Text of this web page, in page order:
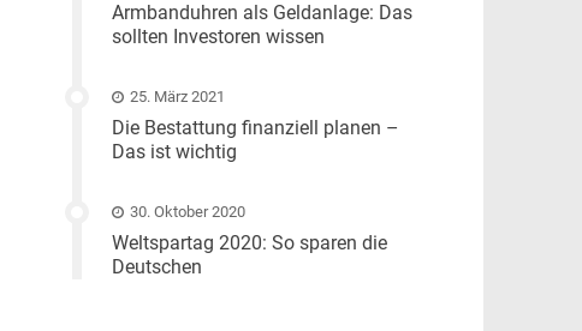
Armbanduhren als Geldanlage: Das
sollten Investoren wissen
25. März 2021
Die Bestattung finanziell planen –
Das ist wichtig
30. Oktober 2020
Weltspartag 2020: So sparen die
Deutschen